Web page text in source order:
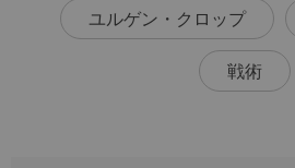
ユルゲン・クロップ
戦術